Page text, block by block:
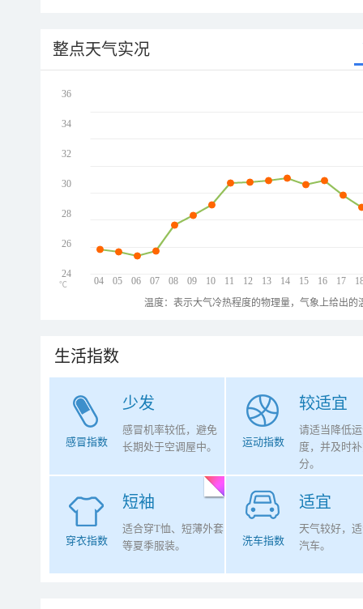
整点天气实况
04 05 06 07 08 09 10 11 12 13 14 15 16 17
36
34
32
30
28
26
24
℃
温度：表示大气冷热程度的物理量，气象上给出
生活指数
少发
感冒指数
感冒机率较低，避免
长期处于空调屋中。
较适宜
运动指数
请适当降低
度，并及时
分。
短袖
穿衣指数
适合穿T恤、短薄外套
等夏季服装。
适宜
洗车指数
天气较好，
汽车。